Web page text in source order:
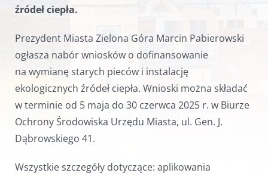
źródeł ciepła.
Prezydent Miasta Zielona Góra Marcin Pabierowski
ogłasza nabór wniosków o dofinansowanie
na wymianę starych pieców i instalację
ekologicznych źródeł ciepła. Wnioski można składać
w terminie od 5 maja do 30 czerwca 2025 r. w Biurze
Ochrony Środowiska Urzędu Miasta, ul. Gen. J.
Dąbrowskiego 41.
Wszystkie szczegóły dotyczące: aplikowania